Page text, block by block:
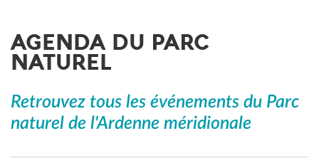
AGENDA DU PARC
NATUREL
Retrouvez tous les événements du Parc
naturel de l'Ardenne méridionale